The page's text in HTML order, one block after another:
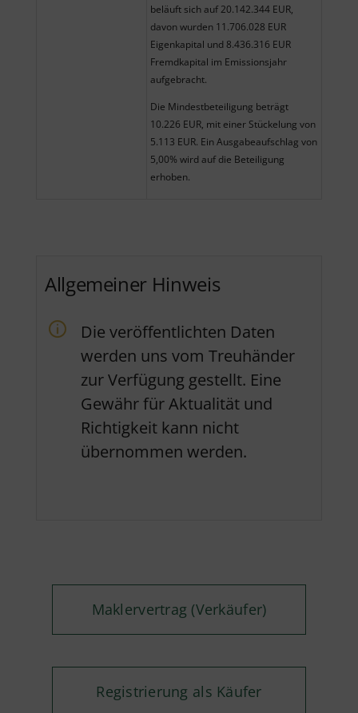
beläuft sich auf 20.142.344 EUR,
davon wurden 11.706.028 EUR
Eigenkapital und 8.436.316 EUR
Fremdkapital im Emissionsjahr
aufgebracht.
Die Mindestbeteiligung beträgt
10.226 EUR, mit einer Stückelung von
5.113 EUR. Ein Ausgabeaufschlag von
5,00% wird auf die Beteiligung
erhoben.
Allgemeiner Hinweis
Die veröffentlichten Daten
werden uns vom Treuhänder
zur Verfügung gestellt. Eine
Gewähr für Aktualität und
Richtigkeit kann nicht
übernommen werden.
Maklervertrag (Verkäufer)
Registrierung als Käufer